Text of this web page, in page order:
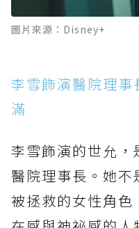
圖片來源：Disney+
李雪飾演醫院理事
滿
李雪飾演的世允，
醫院理事長。她
被拯救的女性角色